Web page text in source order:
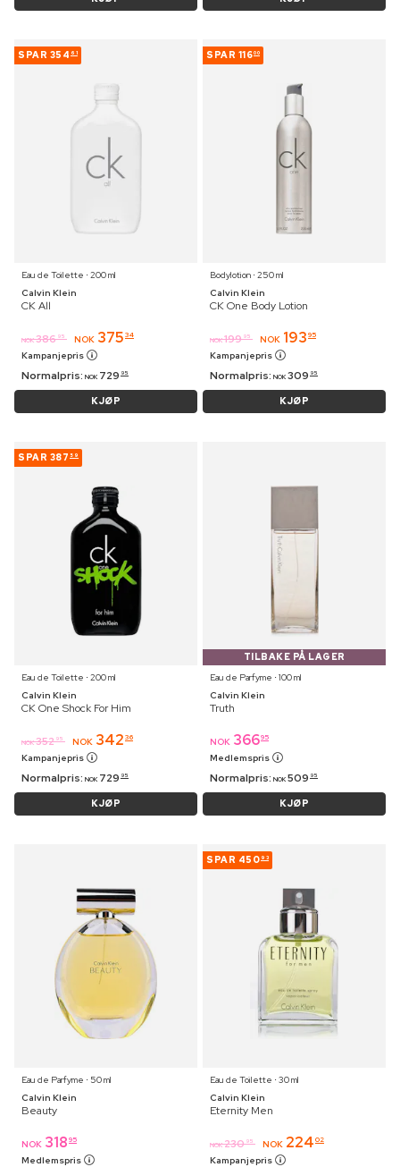
SPAR 354 61
Eau de Toilette ⋅ 200 ml
Calvin Klein
CK All
NOK 386 95 NOK 375 34
Kampanjepris
Normalpris: NOK 729 95
KJØP
SPAR 11600
Bodylotion ⋅ 250 ml
Calvin Klein
CK One Body Lotion
NOK 199 95 NOK 193 95
Kampanjepris
Normalpris: NOK 309 95
KJØP
SPAR 387 59
Eau de Toilette ⋅ 200 ml
Calvin Klein
CK One Shock For Him
NOK 352 95 NOK 342 36
Kampanjepris
Normalpris: NOK 729 95
KJØP
TILBAKE PÅ LAGER
Eau de Parfyme ⋅ 100 ml
Calvin Klein
Truth
NOK 36695
Medlemspris
Normalpris: NOK 509 95
KJØP
Eau de Parfyme ⋅ 50 ml
Calvin Klein
Beauty
NOK 318 95
Medlemspris
SPAR 450 93
Eau de Toilette ⋅ 30 ml
Calvin Klein
Eternity Men
NOK 230 95 NOK 224 02
Kampanjepris